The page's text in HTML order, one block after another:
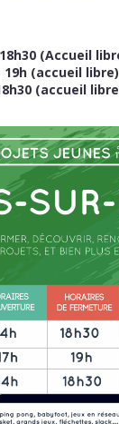
(Accueil
19h (accueil libre)
(accueil